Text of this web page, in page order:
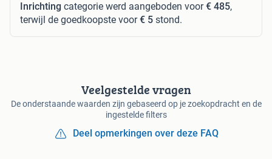
Inrichting categorie werd aangeboden voor€ 485,
terwijl de goedkoopste voor€ 5 stond.
Veelgestelde vragen
De onderstaande waarden zijn gebaseerd op je zoekopdracht en de
ingestelde filters
Deel opmerkingen over deze FAQ